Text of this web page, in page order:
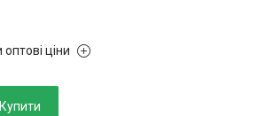
ціни
Купити